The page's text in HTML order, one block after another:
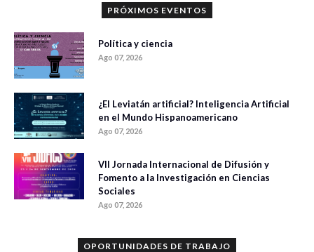
PRÓXIMOS EVENTOS
Política y ciencia
Ago 07, 2026
¿El Leviatán artificial? Inteligencia Artificial
en el Mundo Hispanoamericano
Ago 07, 2026
VII Jornada Internacional de Difusión y
Fomento a la Investigación en Ciencias
Sociales
Ago 07, 2026
OPORTUNIDADES DE TRABAJO